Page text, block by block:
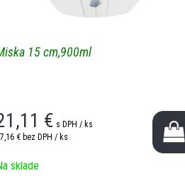
15 cm,900ml
€ s DPH / ks
€ bez DPH / ks
sklade